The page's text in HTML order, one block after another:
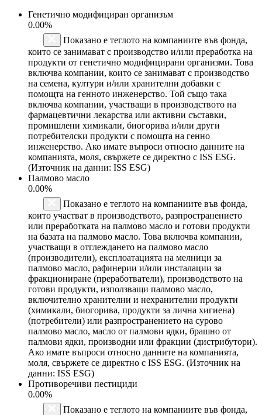
Генетично модифициран организъм
0.00%
Показано е теглото на компаниите във фонда,
които се занимават с производство и/или преработка на
продукти от генетично модифицирани организми. Това
включва компании, които се занимават с производство
на семена, култури и/или хранителни добавки с
помощта на генното инженерство. Той също така
включва компании, участващи в производството на
фармацевтични лекарства или активни съставки,
промишлени химикали, биогорива и/или други
потребителски продукти с помощта на генно
инженерство. Ако имате въпроси относно данните на
компанията, моля, свържете се директно с ISS ESG.
(Източник на данни: ISS ESG)
Палмово масло
0.00%
Показано е теглото на компаниите във фонда,
които участват в производството, разпространението
или преработката на палмово масло и готови продукти
на базата на палмово масло. Това включва компании,
участващи в отглеждането на палмово масло
(производители), експлоатацията на мелници за
палмово масло, рафинерии и/или инсталации за
фракциониране (преработватели), производството на
готови продукти, използващи палмово масло,
включително хранителни и нехранителни продукти
(химикали, биогорива, продукти за лична хигиена)
(потребители) или разпространението на сурово
палмово масло, масло от палмови ядки, брашно от
палмови ядки, производни или фракции (дистрибутори).
Ако имате въпроси относно данните на компанията,
моля, свържете се директно с ISS ESG. (Източник на
данни: ISS ESG)
Противоречиви пестициди
0.00%
Показано е теглото на компаниите във фонда,